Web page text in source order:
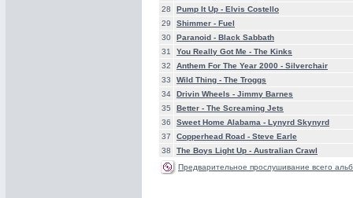
28
Pump It Up - Elvis Costello
29
Shimmer - Fuel
30
Paranoid - Black Sabbath
31
You Really Got Me - The Kinks
32
Anthem For The Year 2000 - Silverchair
33
Wild Thing - The Troggs
34
Drivin Wheels - Jimmy Barnes
35
Better - The Screaming Jets
36
Sweet Home Alabama - Lynyrd Skynyrd
37
Copperhead Road - Steve Earle
38
The Boys Light Up - Australian Crawl
Предварительное прослушивание всего